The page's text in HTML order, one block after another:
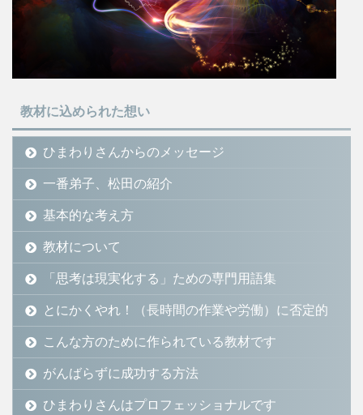
教材に込められた想い
ひまわりさんからのメッセージ
一番弟子、松田の紹介
基本的な考え方
教材について
「思考は現実化する」ための専門用語集
とにかくやれ！（長時間の作業や労働）に否定的
こんな方のために作られている教材です
がんばらずに成功する方法
ひまわりさんはプロフェッショナルです